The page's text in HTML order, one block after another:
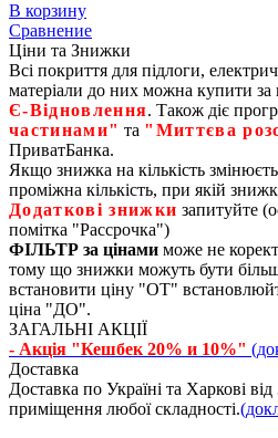
В корзину
Сравнение
Ціни та Знижки
Всі покриття для підлоги,
матеріали до них можна купити
Є‑Відновлення. Також діє
частинами" та "Миттєва
ПриватБанка.
Якщо знижка на кількість
проміжна кількість, при якій
Додаткові знижки запитуйте
помітка "Рассрочка")
ФІЛЬТР за цінами може не
тому що знижки можуть бути
встановити ціну "ОТ"
ціна "ДО".
ЗАГАЛЬНІ АКЦІЇ
- Акція "Кешбек 20% и 10%"
Доставка
Доставка по Україні та Харкові
приміщення любої складності.